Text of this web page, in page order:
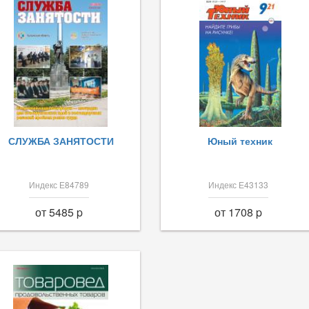
СЛУЖБА ЗАНЯТОСТИ
Индекс Е84789
от 5485 p
Юный техник
Индекс Е43133
от 1708 p